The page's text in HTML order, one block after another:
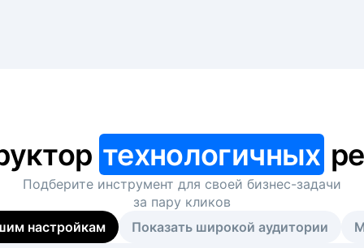
технологичных
Подберите инструмент для своей бизнес-задачи
за пару кликов
настройкам
Показать широкой аудитории